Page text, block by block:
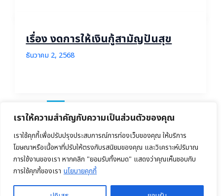
เราให้ความสำคัญกับความเป็นส่วนตัวของคุณ
เราใช้คุกกี้เพื่อปรับปรุงประสบการณ์การท่องเว็บของคุณ ให้บริการ
โฆษณาหรือเนื้อหาที่ปรับให้ตรงกับรสนิยมของคุณ และวิเคราะห์ปริมาณ
การใช้งานของเรา หากคลิก "ยอมรับทั้งหมด" แสดงว่าคุณเห็นชอบกับ
การใช้คุกกี้ของเรา นโยบายคุกกี้
เรื่อง งดการให้เงินกู้สามัญปันสุข
ธันวาคม 2, 2568
Copyright © 2026 สหกรณ์ออมทรัพย์ครูกรมสามัญศึกษาจังหวัดเชียงราย